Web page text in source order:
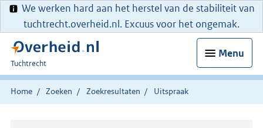
We werken hard aan het herstel van de stabiliteit van
tuchtrecht.overheid.nl. Excuus voor het ongemak.
Menu
U
bent
hier:
Tuchtrecht
Home Zoeken Zoekresultaten Uitspraak